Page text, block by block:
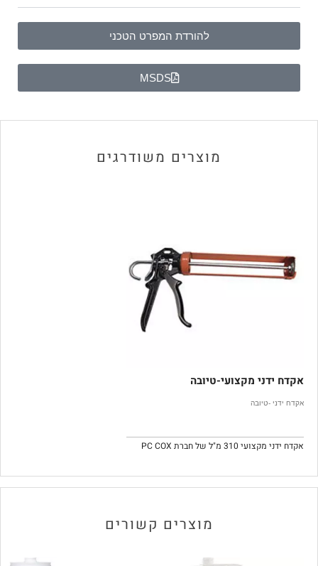
להורדת המפרט הטכני
MSDS
מוצרים משודרגים
אקדח ידני מקצועי-טיובה
אקדח ידני -טיובה
אקדח ידני מקצועי 310 מ"ל של חברת PC COX
מוצרים קשורים